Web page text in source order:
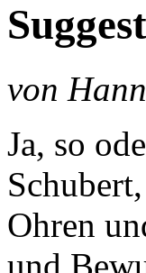
von
Ja, so
Ohren
und